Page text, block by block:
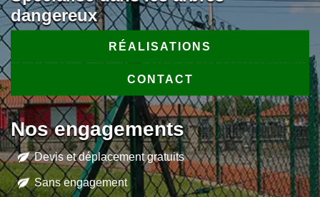
dangereux
RÉALISATIONS
CONTACT
Nos engagements
Devis et déplacement gratuits
Sans engagement